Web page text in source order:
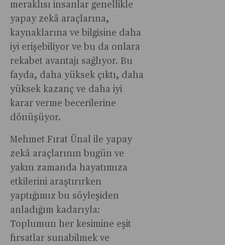
meraklısı insanlar genellikle
yapay zekâ araçlarına,
kaynaklarına ve bilgisine daha
iyi erişebiliyor ve bu da onlara
rekabet avantajı sağlıyor. Bu
fayda, daha yüksek çıktı, daha
yüksek kazanç ve daha iyi
karar verme becerilerine
dönüşüyor.
Mehmet Fırat Ünal ile yapay
zekâ araçlarının bugün ve
yakın zamanda hayatımıza
etkilerini araştırırken
yaptığımız bu söyleşiden
anladığım kadarıyla:
Toplumun her kesimine eşit
fırsatlar sunabilmek ve